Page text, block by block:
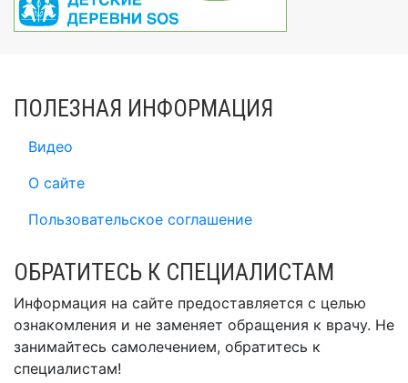
ПОЛЕЗНАЯ ИНФОРМАЦИЯ
Видео
О сайте
Пользовательское соглашение
ОБРАТИТЕСЬ К СПЕЦИАЛИСТАМ
Информация на сайте предоставляется с целью
ознакомления и не заменяет обращения к врачу. Не
занимайтесь самолечением, обратитесь к
специалистам!